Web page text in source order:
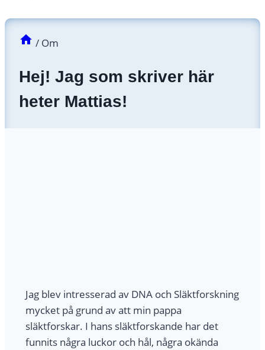
/ Om
Hej! Jag som skriver här
heter Mattias!
Jag blev intresserad av DNA och Släktforskning
mycket på grund av att min pappa
släktforskar. I hans släktforskande har det
funnits några luckor och hål, några okända